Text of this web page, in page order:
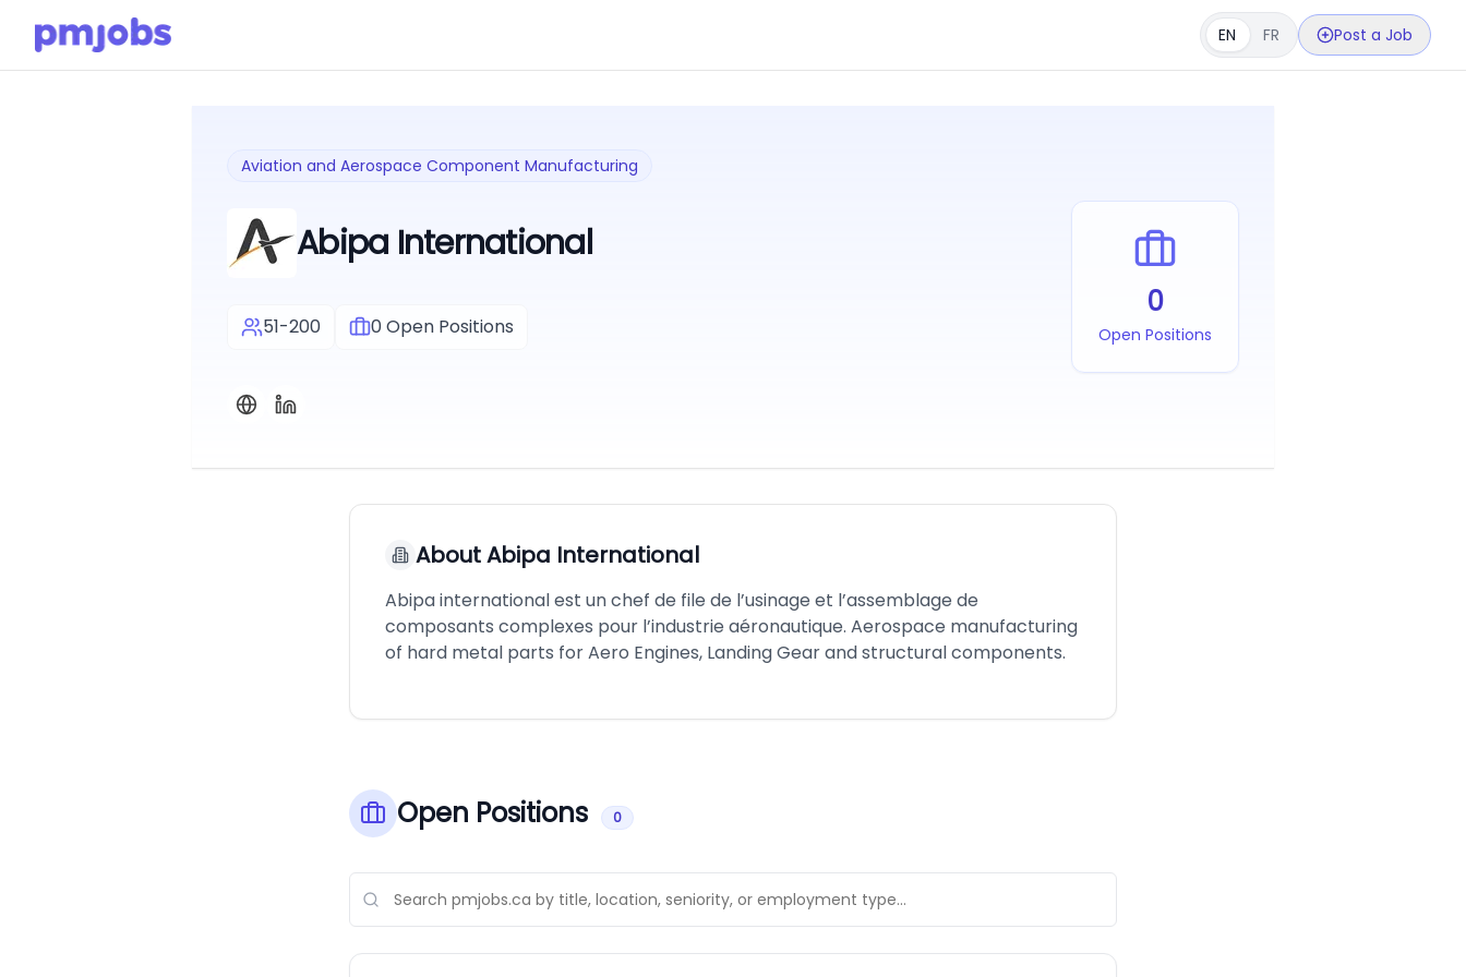
EN FR Post a Job
Aviation and Aerospace Component Manufacturing
Abipa International
51-200 0 Open Positions
0
Open Positions
AboutAbipa International
Abipa international est un chef de file de l’usinage et l’assemblage de
composants complexes pour l’industrie aéronautique. Aerospace manufacturing
of hard metal parts for Aero Engines, Landing Gear and structural components.
Open Positions 0